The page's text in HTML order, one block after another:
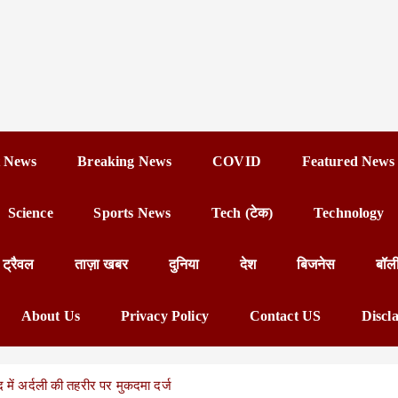
Breaking News COVID Featured News
Science Sports News Tech (टेक) Technology
ट्रैवल ताज़ा खबर दुनिया देश बिजनेस
About Us Privacy Policy Contact US
में अर्दली की तहरीर पर मुकदमा दर्ज